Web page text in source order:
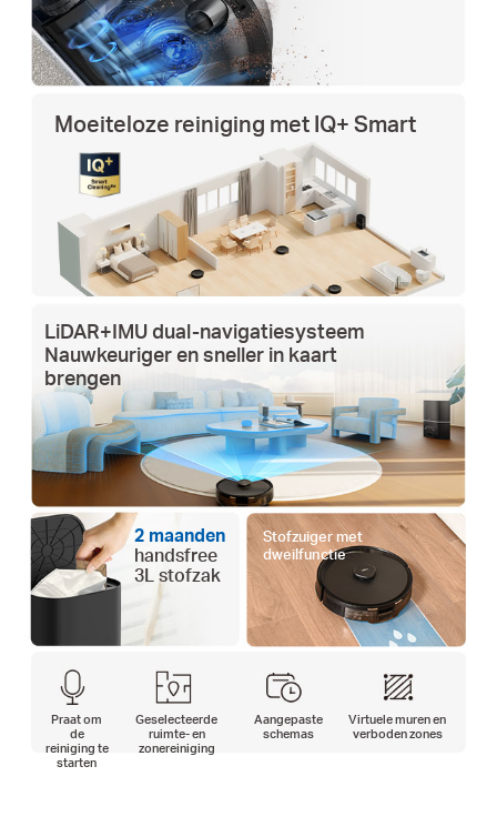
Moeiteloze reiniging met IQ+ Smart
2 maanden
handsfree
3L stofzak
LiDAR+IMU dual-navigatiesysteem
Nauwkeuriger en sneller in kaart
brengen
Stofzuiger met
dweilfunctie
Praat om
de
reiniging te
starten
Geselecteerde
ruimte- en
zonereiniging
Aangepaste
schemas
Virtuele muren en
verboden zones